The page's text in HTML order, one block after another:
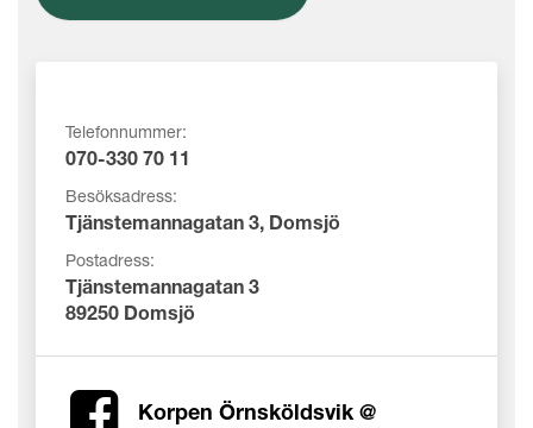
Telefonnummer:
070-330 70 11
Besöksadress:
Tjänstemannagatan 3, Domsjö
Postadress:
Tjänstemannagatan 3
89250 Domsjö
Korpen Örnsköldsvik @